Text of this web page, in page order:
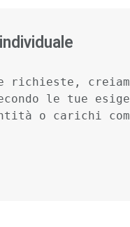
richieste,
le tue
o carichi